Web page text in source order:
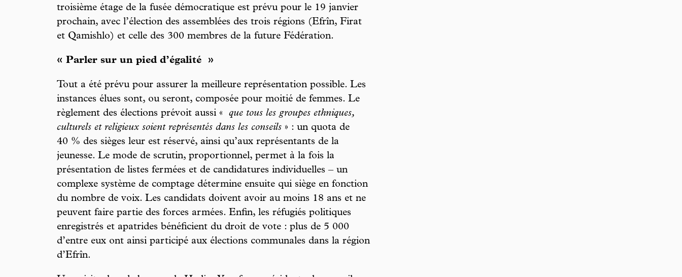
troisième étage de la fusée démocratique est prévu pour le 19 janvier
prochain, avec l’élection des assemblées des trois régions (Efrîn, Firat
et Qamishlo) et celle des 300 membres de la future Fédération.
« Parler sur un pied d’égalité »
Tout a été prévu pour assurer la meilleure représentation possible. Les
instances élues sont, ou seront, composée pour moitié de femmes. Le
règlement des élections prévoit aussi «
que tous les groupes ethniques,
culturels et religieux soient représentés dans les conseils » : un quota de
40 % des sièges leur est réservé, ainsi qu’aux représentants de la
jeunesse. Le mode de scrutin, proportionnel, permet à la fois la
présentation de listes fermées et de candidatures individuelles – un
complexe système de comptage détermine ensuite qui siège en fonction
du nombre de voix. Les candidats doivent avoir au moins 18 ans et ne
peuvent faire partie des forces armées. Enfin, les réfugiés politiques
enregistrés et apatrides bénéficient du droit de vote : plus de 5 000
d’entre eux ont ainsi participé aux élections communales dans la région
d’Efrîn.